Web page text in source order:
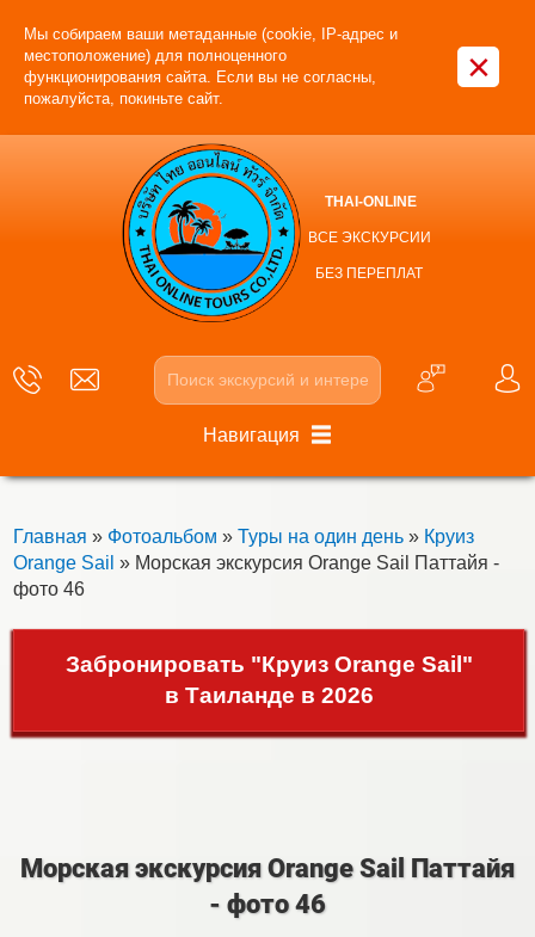
Мы собираем ваши метаданные (cookie, IP-адрес и
местоположение) для полноценного
функционирования сайта. Если вы не согласны,
пожалуйста, покиньте сайт.
×
THAI-ONLINE
ВСЕ ЭКСКУРСИИ
БЕЗ ПЕРЕПЛАТ
Навигация
Главная » Фотоальбом » Туры на один день» Круиз
Orange Sail » Морская экскурсия Orange Sail Паттайя -
фото 46
Забронировать "Круиз Orange Sail"
в Таиланде в 2026
Морская экскурсия Orange Sail Паттайя
- фото 46